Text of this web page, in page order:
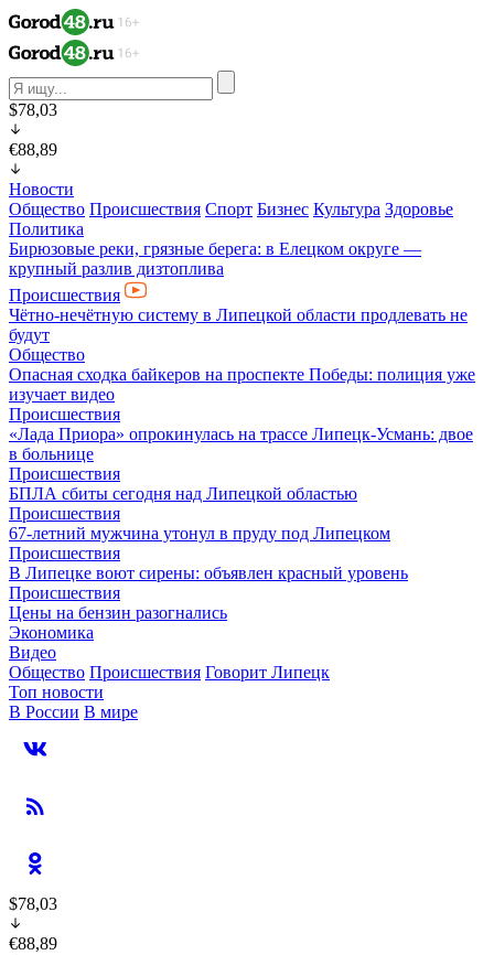
$78,03
€88,89
Новости
Общество Происшествия Спорт Бизнес Культура Здоровье
Политика
Бирюзовые реки, грязные берега: в Елецком округе —
крупный разлив дизтоплива
Происшествия
Чётно-нечётную систему в Липецкой области продлевать не
будут
Общество
Опасная сходка байкеров на проспекте Победы: полиция уже
изучает видео
Происшествия
«Лада Приора» опрокинулась на трассе Липецк-Усмань: двое
в больнице
Происшествия
БПЛА сбиты сегодня над Липецкой областью
Происшествия
67-летний мужчина утонул в пруду под Липецком
Происшествия
В Липецке воют сирены: объявлен красный уровень
Происшествия
Цены на бензин разогнались
Экономика
Видео
Общество Происшествия Говорит Липецк
Топ новости
В России В мире
$78,03
€88,89